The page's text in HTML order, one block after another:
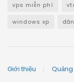
vps miễn phí
windows xp
Giới thiệu